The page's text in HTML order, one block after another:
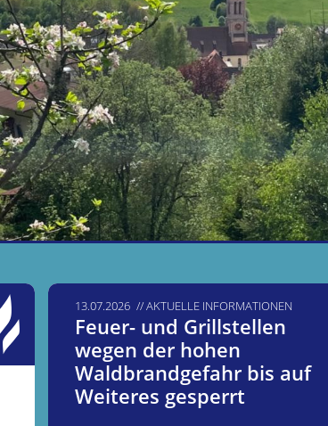
AKTUELLE INFORMATIONEN
13.07.2026
Feuer- und Grillstellen
wegen der hohen
Waldbrandgefahr bis auf
Weiteres gesperrt